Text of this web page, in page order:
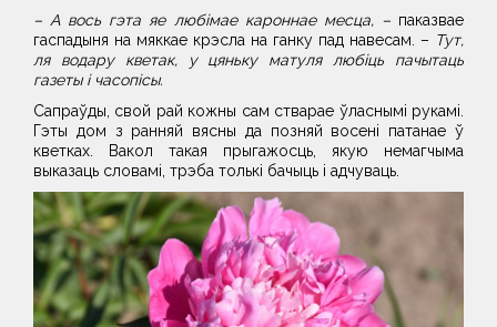
– А вось гэта яе любімае кароннае месца, –паказвае
гаспадыня на мяккае крэсла на ганку пад навесам. – Тут,
ля водару кветак, у цяньку матуля любіць пачытаць
газеты і часопісы.
Сапраўды, свой рай кожны сам стварае ўласнымі рукамі.
Гэты дом з ранняй вясны да позняй восені патанае ў
кветках. Вакол такая прыгажосць, якую немагчыма
выказаць словамі, трэба толькі бачыць і адчуваць.